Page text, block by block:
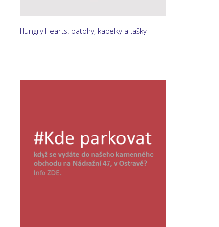
Hungry Hearts: batohy, kabelky a tašky